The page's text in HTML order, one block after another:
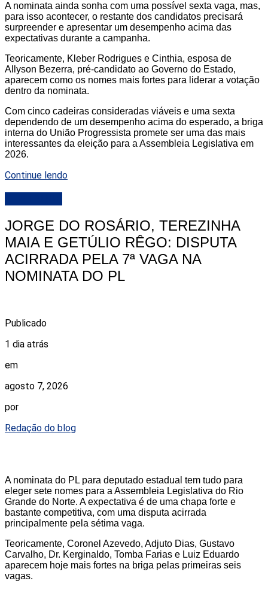
A nominata ainda sonha com uma possível sexta vaga, mas,
para isso acontecer, o restante dos candidatos precisará
surpreender e apresentar um desempenho acima das
expectativas durante a campanha.
Teoricamente, Kleber Rodrigues e Cinthia, esposa de
Allyson Bezerra, pré-candidato ao Governo do Estado,
aparecem como os nomes mais fortes para liderar a votação
dentro da nominata.
Com cinco cadeiras consideradas viáveis e uma sexta
dependendo de um desempenho acima do esperado, a briga
interna do União Progressista promete ser uma das mais
interessantes da eleição para a Assembleia Legislativa em
2026.
Continue lendo
JORGE DO ROSÁRIO, TEREZINHA
MAIA E GETÚLIO RÊGO: DISPUTA
ACIRRADA PELA 7ª VAGA NA
NOMINATA DO PL
Publicado
1 dia atrás
em
agosto 7, 2026
por
Redação do blog
A nominata do PL para deputado estadual tem tudo para
eleger sete nomes para a Assembleia Legislativa do Rio
Grande do Norte. A expectativa é de uma chapa forte e
bastante competitiva, com uma disputa acirrada
principalmente pela sétima vaga.
Teoricamente, Coronel Azevedo, Adjuto Dias, Gustavo
Carvalho, Dr. Kerginaldo, Tomba Farias e Luiz Eduardo
aparecem hoje mais fortes na briga pelas primeiras seis
vagas.